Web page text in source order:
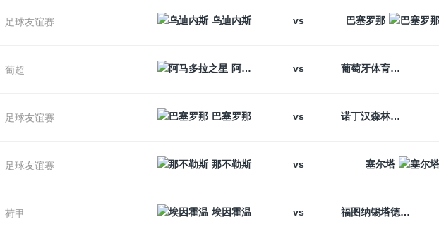
足球友谊赛 乌迪内斯 vs 巴塞罗那
葡超 阿马多拉之星 vs 葡萄牙体育
足球友谊赛 巴塞罗那 vs 诺丁汉森林
足球友谊赛 那不勒斯 vs 塞尔塔
荷甲 埃因霍温 vs 福图纳锡塔德